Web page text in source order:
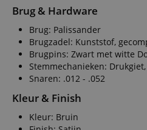
Brug & Hardware
Brug: Palissander
Brugzadel: Kunststof,
Brugpins: Zwart met witte
Stemmechanieken:
Snaren: .012 - .052
Kleur & Finish
Kleur: Bruin